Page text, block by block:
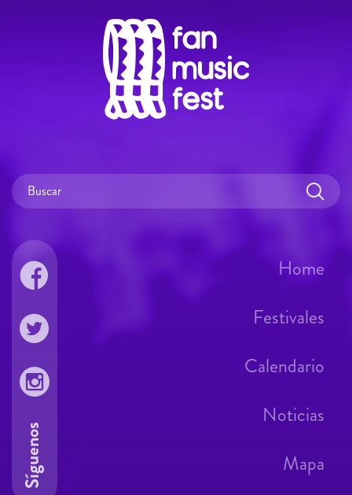
Home
Festivales
Calendario
Noticias
Mapa
Síguenos